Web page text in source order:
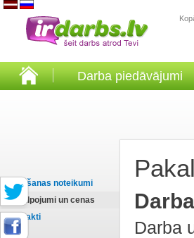
Darba piedāvājumi
Lietošanas noteikumi
Pakalpojumi un cenas
Kontakti
Darba